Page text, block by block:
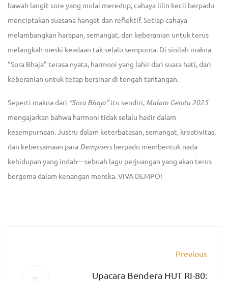
bawah langit sore yang mulai meredup, cahaya lilin kecil berpadu
menciptakan suasana hangat dan reflektif. Setiap cahaya
melambangkan harapan, semangat, dan keberanian untuk terus
melangkah meski keadaan tak selalu sempurna. Di sinilah makna
“Sora Bhaja” terasa nyata, harmoni yang lahir dari suara hati, dari
keberanian untuk tetap bersinar di tengah tantangan.
Seperti makna dari “Sora Bhaja”itu sendiri, Malam Genitu 2025
mengajarkan bahwa harmoni tidak selalu hadir dalam
kesempurnaan. Justru dalam keterbatasan, semangat, kreativitas,
dan kebersamaan para Dempoersberpadu membentuk nada
kehidupan yang indah—sebuah lagu perjuangan yang akan terus
bergema dalam kenangan mereka.VIVA DEMPO!
Previous
Upacara Bendera HUT RI-80: